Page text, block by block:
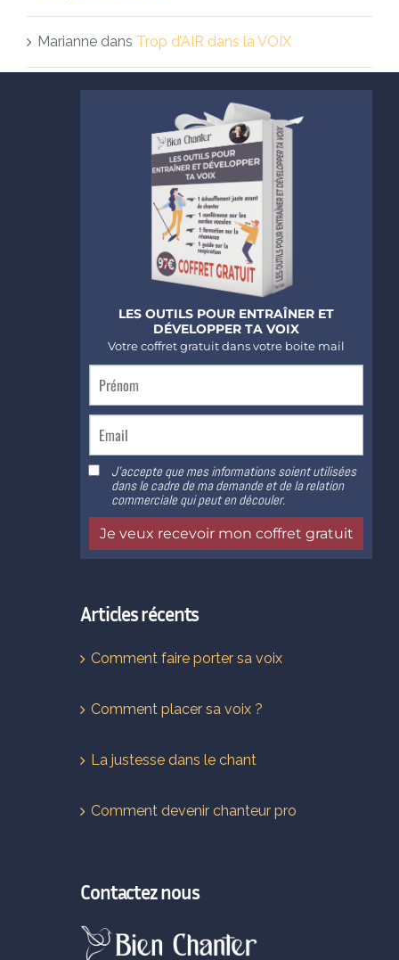
Marianne dans Trop d’AIR dans la VOIX
Articles récents
Comment faire porter sa voix
Comment placer sa voix ?
La justesse dans le chant
Comment devenir chanteur pro
Contactez nous